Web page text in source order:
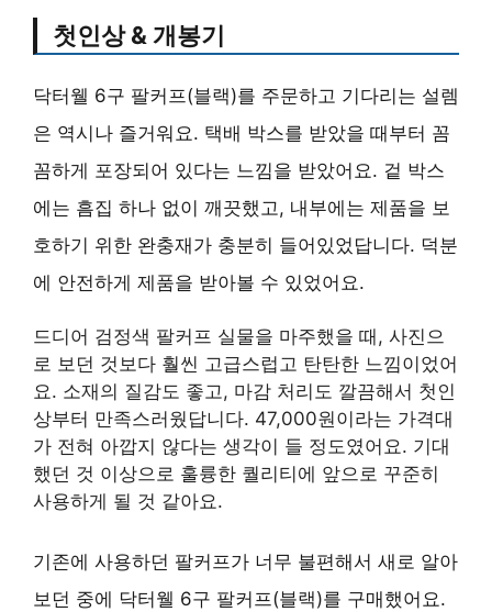
첫인상 & 개봉기
닥터웰 6구 팔커프(블랙)를 주문하고 기다리는 설렘
은 역시나 즐거워요. 택배 박스를 받았을 때부터 꼼
꼼하게 포장되어 있다는 느낌을 받았어요. 겉 박스
에는 흠집 하나 없이 깨끗했고, 내부에는 제품을 보
호하기 위한 완충재가 충분히 들어있었답니다. 덕분
에 안전하게 제품을 받아볼 수 있었어요.
드디어 검정색 팔커프 실물을 마주했을 때, 사진으
로 보던 것보다 훨씬 고급스럽고 탄탄한 느낌이었어
요. 소재의 질감도 좋고, 마감 처리도 깔끔해서 첫인
상부터 만족스러웠답니다. 47,000원이라는 가격대
가 전혀 아깝지 않다는 생각이 들 정도였어요. 기대
했던 것 이상으로 훌륭한 퀄리티에 앞으로 꾸준히
사용하게 될 것 같아요.
기존에 사용하던 팔커프가 너무 불편해서 새로 알아
보던 중에 닥터웰 6구 팔커프(블랙)를 구매했어요.